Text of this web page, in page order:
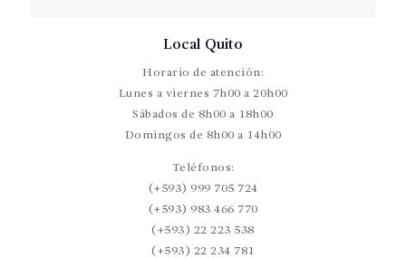
Local Quito
Horario de atención:
Lunes a viernes 7h00 a 20h00
Sábados de 8h00 a 18h00
Domingos de 8h00 a 14h00
Teléfonos:
(+593) 999 705 724
(+593) 983 466 770
(+593) 22 223 538
(+593) 22 234 781